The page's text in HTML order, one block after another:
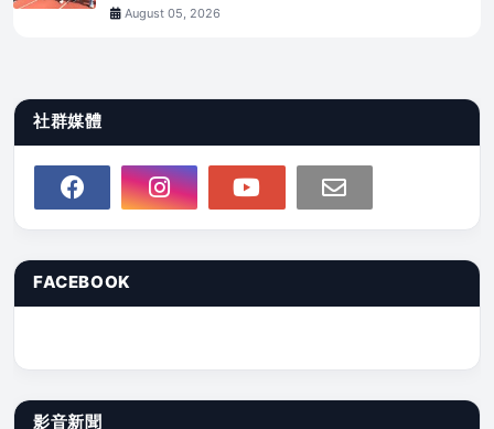
August 05, 2026
社群媒體
FACEBOOK
影音新聞